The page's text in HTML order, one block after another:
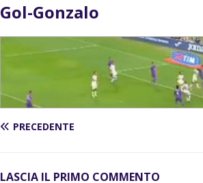
Gol-Gonzalo
PRECEDENTE
LASCIA IL PRIMO COMMENTO